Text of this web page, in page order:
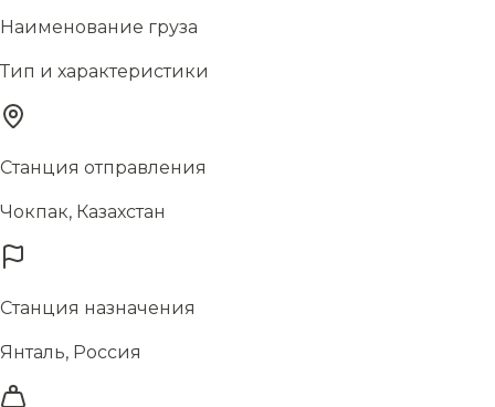
Наименование груза
Тип и характеристики
Станция отправления
Чокпак, Казахстан
Станция назначения
Янталь, Россия